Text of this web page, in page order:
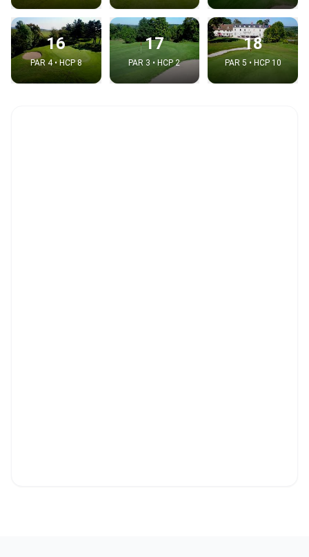
16
PAR 4 • HCP 8
17
PAR 3 • HCP 2
18
PAR 5 • HCP 10